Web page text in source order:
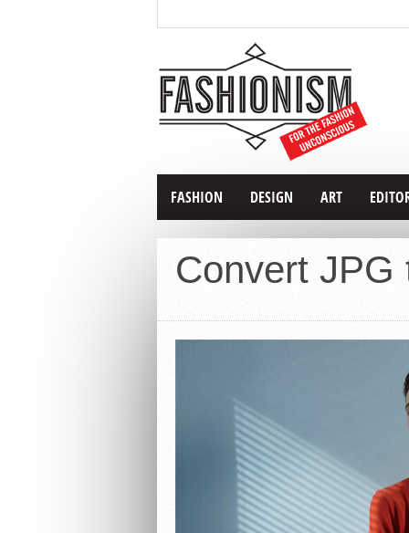
FASHION DESIGN ART
Convert JPG